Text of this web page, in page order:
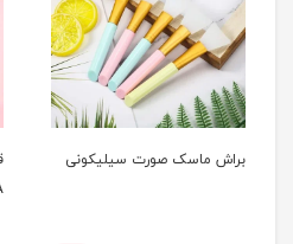
براش ماسک صورت سیلیکونی